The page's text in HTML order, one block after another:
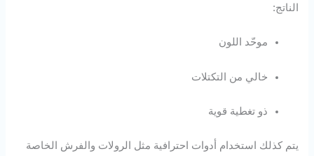
الناتج:
موحّد اللون
خالي من التكتلات
ذو تغطية قوية
يتم كذلك استخدام أدوات احترافية مثل الرولات والفرش الخاصة